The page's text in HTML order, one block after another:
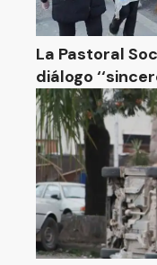
La Pastoral
diálogo